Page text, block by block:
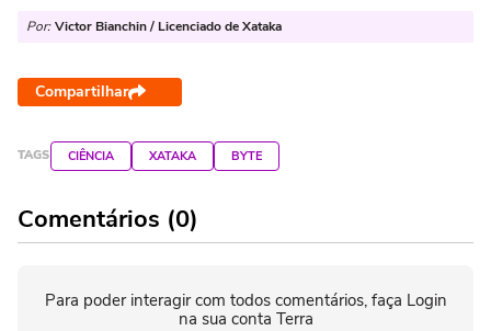
Por: Victor Bianchin / Licenciado de Xataka
Compartilhar
TAGS CIÊNCIA XATAKA BYTE
Comentários (0)
Para poder interagir com todos comentários, faça Login
na sua conta Terra